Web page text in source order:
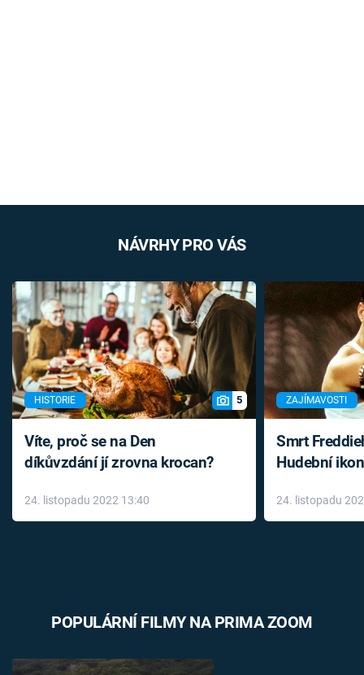
NÁVRHY PRO VÁS
HISTORIE 5
Víte, proč se na Den
díkůvzdání jí zrovna krocan?
24. listopadu 2022 13:40
ZAJÍMAVOSTI
Smrt
Hudební
léky
24. listopadu
POPULÁRNÍ FILMY NA PRIMA ZOOM